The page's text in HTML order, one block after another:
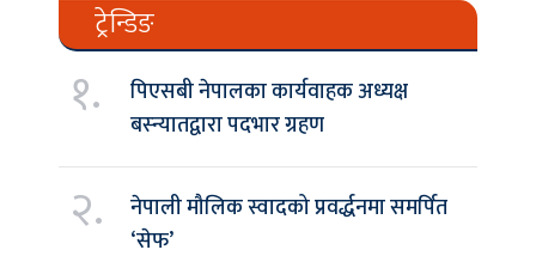
ट्रेन्डिङ
१.
पिएसबी नेपालका कार्यवाहक अध्यक्ष
बस्न्यातद्वारा पदभार ग्रहण
२.
नेपाली मौलिक स्वादको प्रवर्द्धनमा समर्पित
‘सेफ’